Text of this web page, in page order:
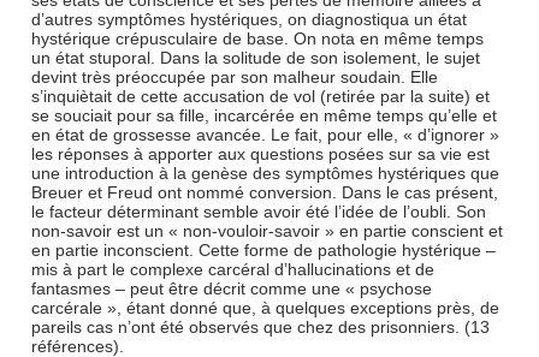
d’autres symptômes hystériques, on diagnostiqua un état
hystérique crépusculaire de base. On nota en même temps
un état stuporal. Dans la solitude de son isolement, le sujet
devint très préoccupée par son malheur soudain. Elle
s’inquiètait de cette accusation de vol (retirée par la suite) et
se souciait pour sa fille, incarcérée en même temps qu’elle et
en état de grossesse avancée. Le fait, pour elle, « d’ignorer »
les réponses à apporter aux questions posées sur sa vie est
une introduction à la genèse des symptômes hystériques que
Breuer et Freud ont nommé conversion. Dans le cas présent,
le facteur déterminant semble avoir été l’idée de l’oubli. Son
non-savoir est un « non-vouloir-savoir » en partie conscient et
en partie inconscient. Cette forme de pathologie hystérique –
mis à part le complexe carcéral d’hallucinations et de
fantasmes – peut être décrit comme une « psychose
carcérale », étant donné que, à quelques exceptions près, de
pareils cas n’ont été observés que chez des prisonniers. (13
références).